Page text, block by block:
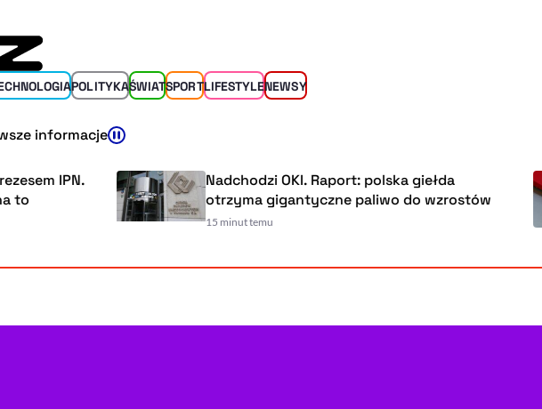
POLITYKAŚWIATSPORTLIFESTYLENEWSY
informacje
IPN.
Nadchodzi OKI. Raport: polska giełda
otrzyma gigantyczne paliwo do wzrostów
15 minut temu